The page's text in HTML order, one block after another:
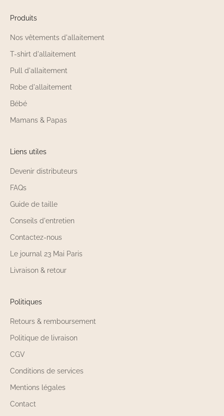
Produits
Nos vêtements d'allaitement
T-shirt d'allaitement
Pull d'allaitement
Robe d'allaitement
Bébé
Mamans & Papas
Liens utiles
Devenir distributeurs
FAQs
Guide de taille
Conseils d'entretien
Contactez-nous
Le journal 23 Mai Paris
Livraison & retour
Politiques
Retours & remboursement
Politique de livraison
CGV
Conditions de services
Mentions légales
Contact